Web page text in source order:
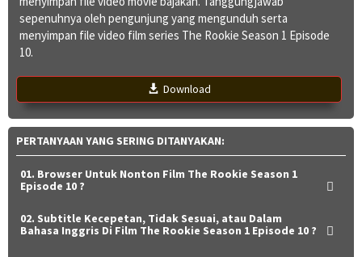
sepenuhnya oleh pengunjung yang mengunduh serta
menyimpan file video film series The Rookie Season 1 Episode
10.
Download
PERTANYAAN YANG SERING DITANYAKAN:
01. Browser Untuk Nonton Film The Rookie Season 1
Episode 10 ?
02. Subtitle Kecepetan, Tidak Sesuai, atau Dalam
Bahasa Inggris Di Film The Rookie Season 1 Episode 10 ?